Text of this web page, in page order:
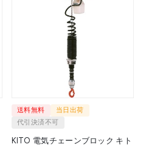
送料無料
当日出荷
代引決済不可
KITO 電気チェーンブロック キト